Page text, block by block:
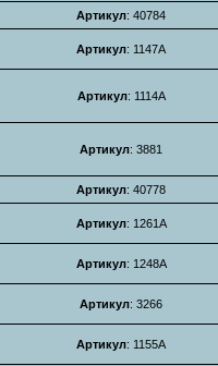
Артикул: 40784
Артикул: 1147A
Артикул: 1114A
Артикул: 3881
Артикул: 40778
Артикул: 1261A
Артикул: 1248A
Артикул: 3266
Артикул: 1155A